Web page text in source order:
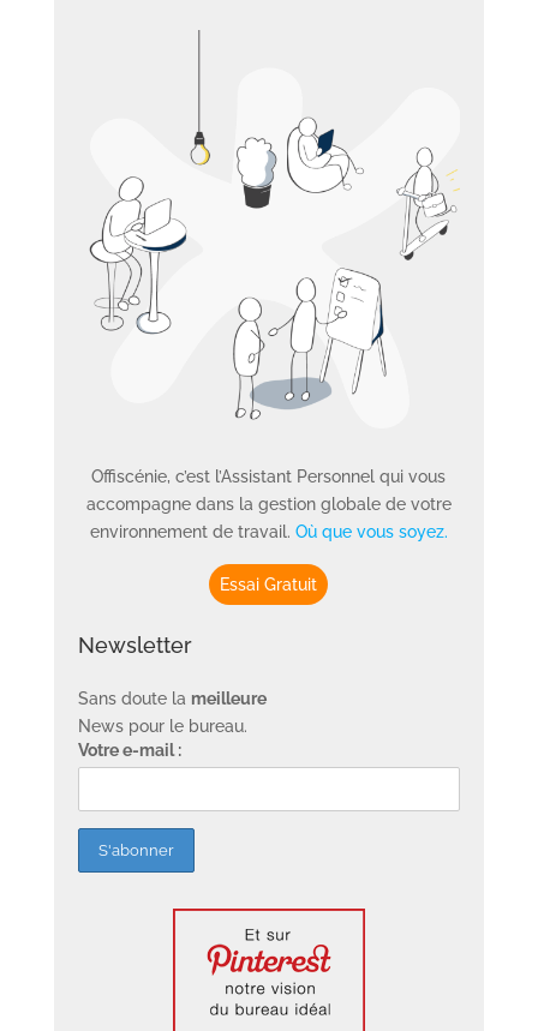
Offiscénie, c’est l’Assistant Personnel qui vous
accompagne dans la gestion globale de votre
environnement de travail. Où que vous soyez.
Essai Gratuit
Newsletter
Sans doute la meilleure
News pour le bureau.
Votre e-mail :